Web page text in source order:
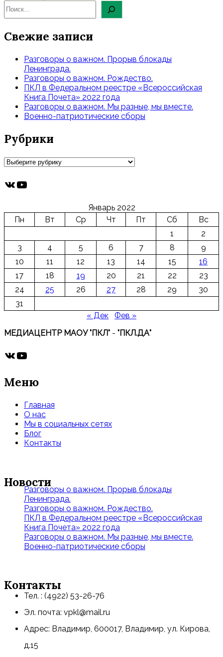
записям
Свежие записи
Разговоры о важном. Прорыв блокады
Ленинграда.
Разговоры о важном. Рождество.
ПКЛ в Федеральном реестре «Всероссийская
Книга Почета» 2022 года
Разговоры о важном. Мы разные, мы вместе.
Военно-патриотические сборы
Рубрики
Рубрики
ВКонтакте
YouTube
Январь 2022
Пн
Вт Ср Чт Пт Сб
Вс
1
2
3
4 5 6 7 8
9
10
11 12 13 14 15
16
17
18 19 20 21 22
23
24
25 26 27 28 29
30
31
« Дек
Фев »
МЕДИАЦЕНТР МАОУ "ПКЛ" - "ПКЛ.ДА"
ВКонтакте
YouTube
Меню
Главная
О нас
Мы в социальных сетях
Блог
Контакты
Новости
Разговоры о важном. Прорыв блокады
Ленинграда.
Разговоры о важном. Рождество.
ПКЛ в Федеральном реестре «Всероссийская
Книга Почета» 2022 года
Разговоры о важном. Мы разные, мы вместе.
Военно-патриотические сборы
Контакты
Тел. : (4922) 53-26-76
Эл. почта: vpkl@mail.ru
Адрес: Владимир, 600017, Владимир, ул. Кирова,
д.15